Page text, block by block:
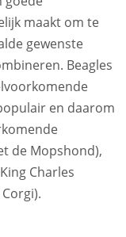
maakt om te
gewenste
Beagles
en daarom
de Mopshond),
Charles